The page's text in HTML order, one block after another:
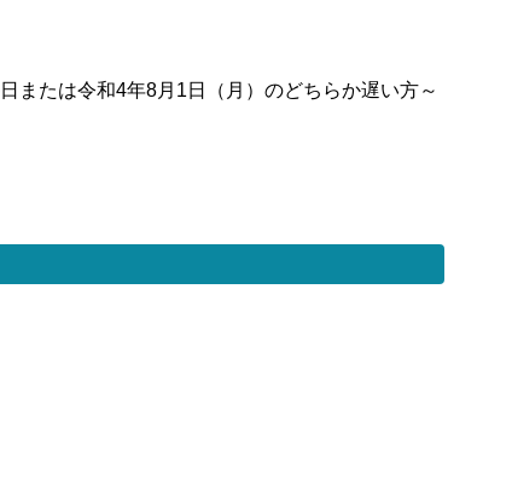
または令和4年8月1日（月）のどちらか遅い方～